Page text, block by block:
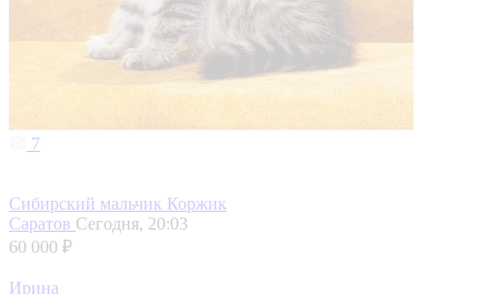
7
Сибирский мальчик Коржик
Саратов Сегодня, 20:03
60 000 ₽
Ирина